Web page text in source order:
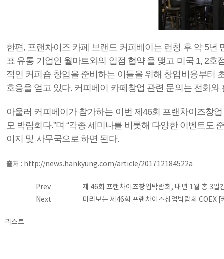
한편, 프랜차이즈 카페 브랜드 커피베이는 런칭 후 약 5
표 유통 기업인 월마트와의 입점 협약 을 맺고 미국 1, 2
적인 커피숍 창업을 준비하는 이들을 위해 창업비용부터
호응을 얻고 있다. 커피베이 카페창업 관련 문의는 전화와
아울러 커피베이가 참가하는 이번 제46회 프랜차이즈창
모 박람회다.”며 “각종 세미나를 비롯해 다양한 이벤트도
이지 및 사무국으로 하면 된다.
출처 : http://news.hankyung.com/article/201712184522a
Prev
제 46회 프랜차이즈창업박람회, 내년 1월 총 3일
Next
미리보는 제46회 프랜차이즈창업박람회 COEX
리스트